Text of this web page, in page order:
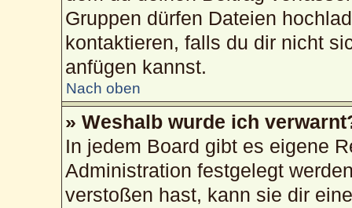
Gruppen dürfen Dateien
kontaktieren, falls du dir nicht
anfügen kannst.
Nach oben
» Weshalb wurde ich
In jedem Board gibt es eigene
Administration festgelegt
verstoßen hast, kann sie dir